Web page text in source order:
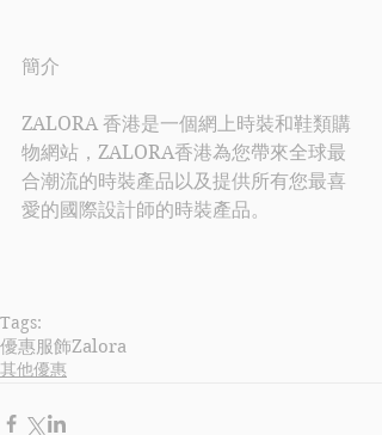
簡介
ZALORA 香港是一個網上時裝和鞋類購
物網站，ZALORA香港為您帶來全球最
合潮流的時裝產品以及提供所有您最喜
愛的國際設計師的時裝產品。
Tags:
優惠服飾Zalora
其他優惠